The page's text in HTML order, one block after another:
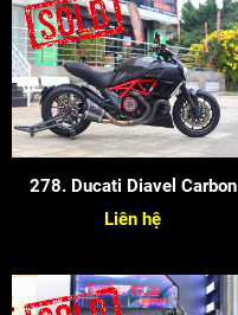
278. Ducati Diavel Carbon
2014
Liên hệ